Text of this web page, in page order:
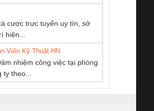
lưu nguồn
1K5.4
Giá
Nẹp nhôm chống
trơn Đà Nẵng
TỰ ĐỘNG
HƯNG
MEKONG MARINE
cược trực tuyến uy tín, sở
hiện...
Viên Kỹ Thuật-HN
nhiệm công việc tại phòng
theo...